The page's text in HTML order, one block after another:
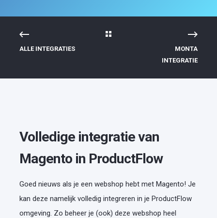
ALLE INTEGRATIES
MONTA
INTEGRATIE
Volledige integratie van
Magento in ProductFlow
Goed nieuws als je een webshop hebt met Magento! Je
kan deze namelijk volledig integreren in je ProductFlow
omgeving. Zo beheer je (ook) deze webshop heel